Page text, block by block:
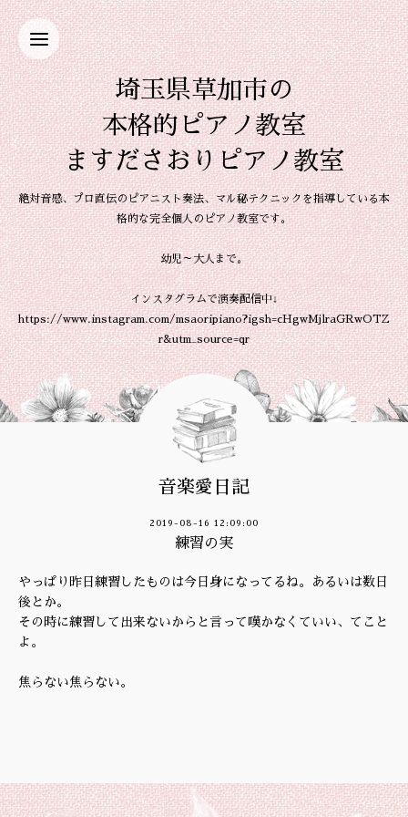
埼玉県草加市の
本格的ピアノ教室
ますださおりピアノ教室
絶対音感、プロ直伝のピアニスト奏法、マル秘テクニックを指導している本
格的な完全個人のピアノ教室です。
幼児～大人まで。
インスタグラムで演奏配信中↓
https://www.instagram.com/msaoripiano?igsh=cHgwMjlraGRwOTZ
r&utm_source=qr
音楽愛日記
2019-08-16 12:09:00
練習の実
やっぱり昨日練習したものは今日身になってるね。あるいは数日
後とか。
その時に練習して出来ないからと言って嘆かなくていい、てこと
よ。
焦らない焦らない。